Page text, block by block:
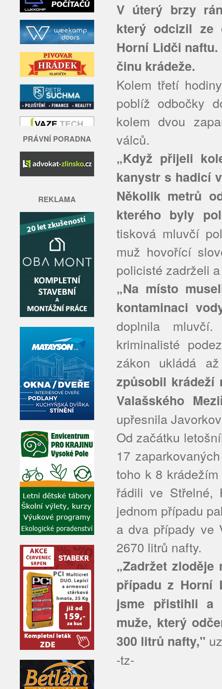
PRÁVNÍ PORADNA
REKLAMA
V úterý brzy
který odcizil ze
Horní Lidči
činu krádeže.
Kolem třetí
poblíž odbočky
kolem dvou
válců.
„Když přijeli
kanystr s hadicí
Několik metrů
kterého byly
tisková mluvčí
muž hovořící
policisté zadrželi
„Na místo
kontaminaci
doplnila
kriminalisté
zákon ukládá
způsobil krádeží
Valašského
upřesnila
Od začátku
17
toho k 8
řádili ve Střelné,
jednom případu
a dva případy ve
2670 litrů nafty.
„Zadržet
případu z Horní
jsme přistihli a
muže, který
300 litrů nafty,"
-tz-